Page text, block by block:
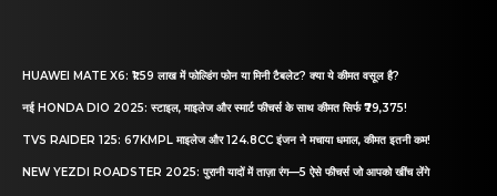
HUAWEI MATE X6: ₹1.59 लाख में फोल्डिंग फोन या मिनी टैबलेट? क्या ये कीमत वसूल है?
नई HONDA DIO 2025: स्टाइल, माइलेज और स्मार्ट फीचर्स के साथ कीमत सिर्फ ₹79,375!
TVS RAIDER 125: 67KMPL माइलेज और 124.8CC इंजन ने मचाया धमाल, कीमत इतनी कम!
NEW YEZDI ROADSTER 2025: पुरानी यादों में ताज़ा रंग—5 ऐसे फीचर्स जो आपको खींच लेंगे